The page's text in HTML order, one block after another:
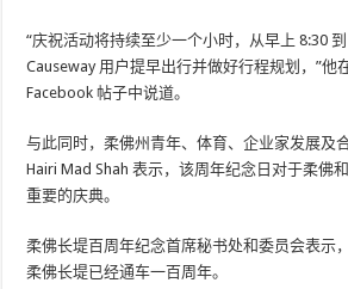
“庆祝活动将持续至少一个小时，从早上 8:30
Causeway 用户提早出行并做好行程规划，”他
Facebook 帖子中说道。
与此同时，柔佛州青年、体育、企业家发展及
Hairi Mad Shah 表示，该周年纪念日对于柔佛
重要的庆典。
柔佛长堤百周年纪念首席秘书处和委员会表示
柔佛长堤已经通车一百周年。